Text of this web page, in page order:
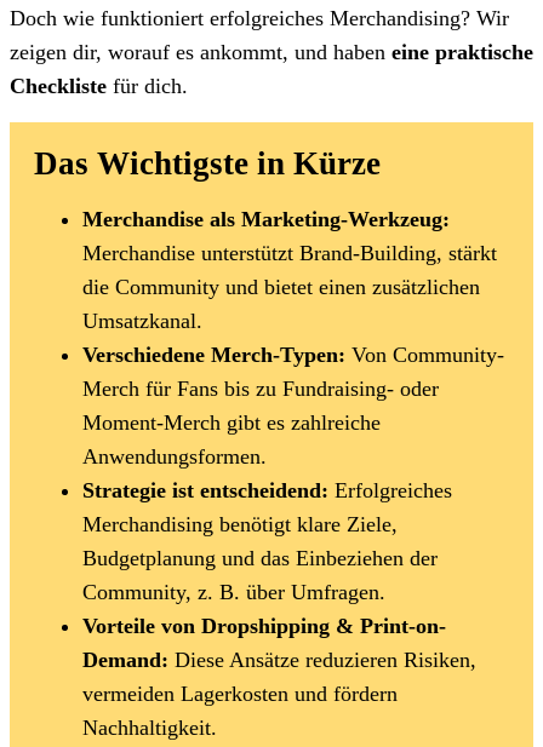
Doch wie funktioniert erfolgreiches Merchandising? Wir
zeigen dir, worauf es ankommt, und haben eine praktische
Checkliste für dich.
Das Wichtigste in Kürze
Merchandise als Marketing-Werkzeug:
Merchandise unterstützt Brand-Building, stärkt
die Community und bietet einen zusätzlichen
Umsatzkanal.
Verschiedene Merch-Typen: Von Community-
Merch für Fans bis zu Fundraising- oder
Moment-Merch gibt es zahlreiche
Anwendungsformen.
Strategie ist entscheidend: Erfolgreiches
Merchandising benötigt klare Ziele,
Budgetplanung und das Einbeziehen der
Community, z. B. über Umfragen.
Vorteile von Dropshipping & Print-on-
Demand: Diese Ansätze reduzieren Risiken,
vermeiden Lagerkosten und fördern
Nachhaltigkeit.